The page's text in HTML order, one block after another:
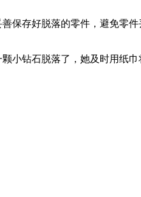
保存好脱落的零件，避免零
小钻石脱落了，她及时用纸